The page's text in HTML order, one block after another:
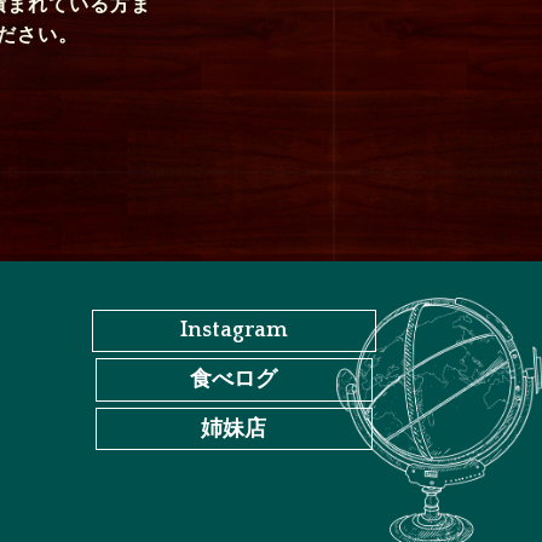
れている方ま
さい。
Instagram
食べログ
姉妹店